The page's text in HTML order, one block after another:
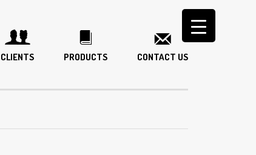
CLIENTS PRODUCTS CONTACT US